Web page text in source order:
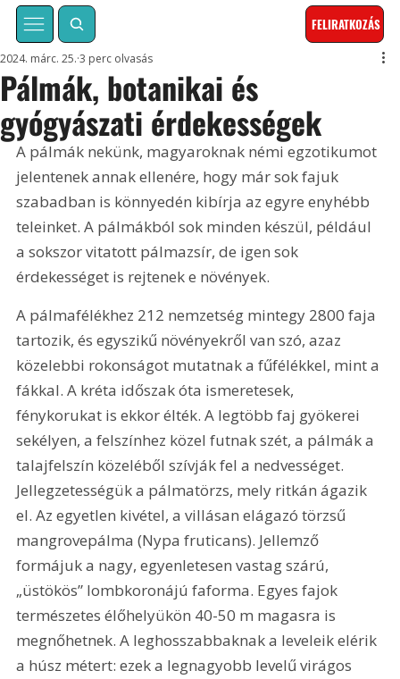
FELIRATKOZÁS
Pálmák, botanikai és
gyógyászati érdekességek
2024. márc. 25. 3 perc olvasás
A pálmák nekünk, magyaroknak némi egzotikumot
jelentenek annak ellenére, hogy már sok fajuk
szabadban is könnyedén kibírja az egyre enyhébb
teleinket. A pálmákból sok minden készül, például
a sokszor vitatott pálmazsír, de igen sok
érdekességet is rejtenek e növények.
A pálmafélékhez 212 nemzetség mintegy 2800 faja
tartozik, és egyszikű növényekről van szó, azaz
közelebbi rokonságot mutatnak a fűfélékkel, mint a
fákkal. A kréta időszak óta ismeretesek,
fénykorukat is ekkor élték. A legtöbb faj gyökerei
sekélyen, a felszínhez közel futnak szét, a pálmák a
talajfelszín közeléből szívják fel a nedvességet.
Jellegzetességük a pálmatörzs, mely ritkán ágazik
el. Az egyetlen kivétel, a villásan elágazó törzsű
mangrovepálma (Nypa fruticans). Jellemző
formájuk a nagy, egyenletesen vastag szárú,
„üstökös” lombkoronájú faforma. Egyes fajok
természetes élőhelyükön 40-50 m magasra is
megnőhetnek. A leghosszabbaknak a leveleik elérik
a húsz métert: ezek a legnagyobb levelű virágos